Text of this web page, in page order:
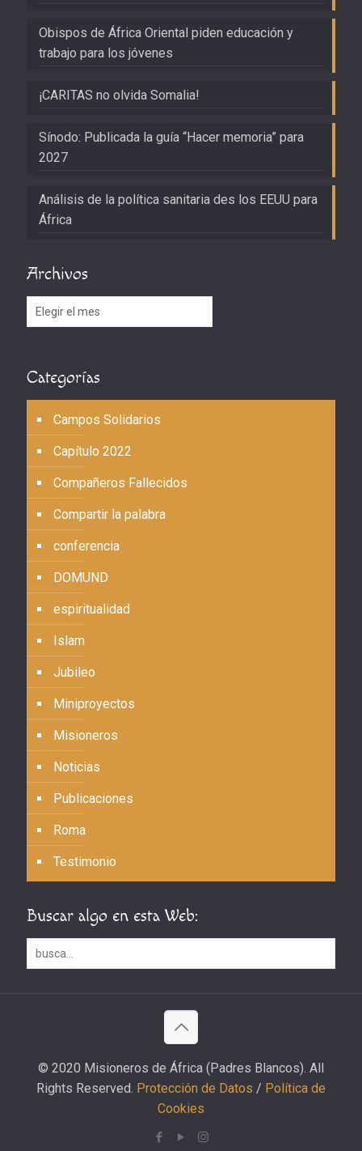
Obispos de África Oriental piden educación y
trabajo para los jóvenes
¡CARITAS no olvida Somalia!
Sínodo: Publicada la guía “Hacer memoria” para
2027
Análisis de la política sanitaria des los EEUU para
África
Archivos
Archivos
Categorías
Campos Solidarios
Capítulo 2022
Compañeros Fallecidos
Compartir la palabra
conferencia
DOMUND
espiritualidad
Islam
Jubileo
Miniproyectos
Misioneros
Noticias
Publicaciones
Roma
Testimonio
Buscar algo en esta Web:
© 2020 Misioneros de África (Padres Blancos). All
Rights Reserved. Protección de Datos / Política de
Cookies